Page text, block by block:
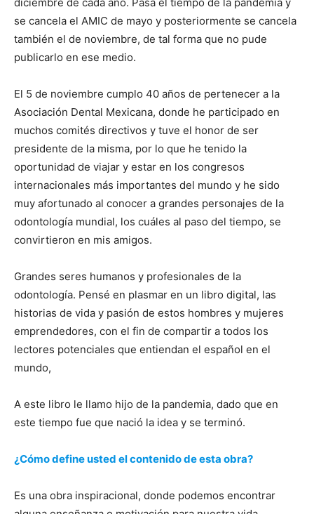
se cancela el AMIC de mayo y posteriormente se cancela
también el de noviembre, de tal forma que no pude
publicarlo en ese medio.
El 5 de noviembre cumplo 40 años de pertenecer a la
Asociación Dental Mexicana, donde he participado en
muchos comités directivos y tuve el honor de ser
presidente de la misma, por lo que he tenido la
oportunidad de viajar y estar en los congresos
internacionales más importantes del mundo y he sido
muy afortunado al conocer a grandes personajes de la
odontología mundial, los cuáles al paso del tiempo, se
convirtieron en mis amigos.
Grandes seres humanos y profesionales de la
odontología. Pensé en plasmar en un libro digital, las
historias de vida y pasión de estos hombres y mujeres
emprendedores, con el fin de compartir a todos los
lectores potenciales que entiendan el español en el
mundo,
A este libro le llamo hijo de la pandemia, dado que en
este tiempo fue que nació la idea y se terminó.
¿Cómo define usted el contenido de esta obra?
Es una obra inspiracional, donde podemos encontrar